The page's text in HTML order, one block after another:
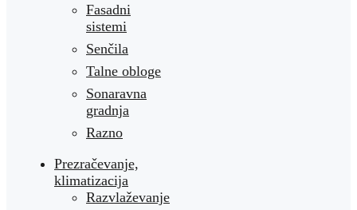
Fasadni
sistemi
Senčila
Talne obloge
Sonaravna
gradnja
Razno
Prezračevanje,
klimatizacija
Razvlaževanje